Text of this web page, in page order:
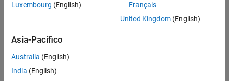
Luxembourg (English)
Français
United Kingdom(English)
Asia-Pacífico
Australia (English)
India (English)